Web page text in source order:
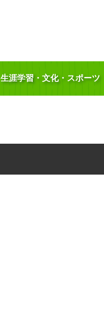
生涯学習・文化・スポーツ